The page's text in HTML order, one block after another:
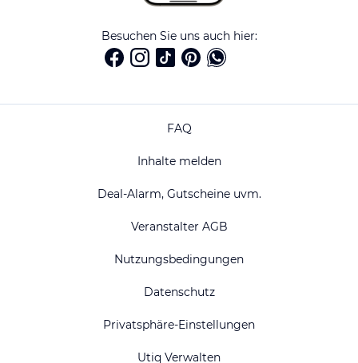
Besuchen Sie uns auch hier:
FAQ
Inhalte melden
Deal-Alarm, Gutscheine uvm.
Veranstalter AGB
Nutzungsbedingungen
Datenschutz
Privatsphäre-Einstellungen
Utiq Verwalten